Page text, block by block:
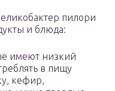
пилори
и блюда:
имеют низкий
в пищу
кефир,